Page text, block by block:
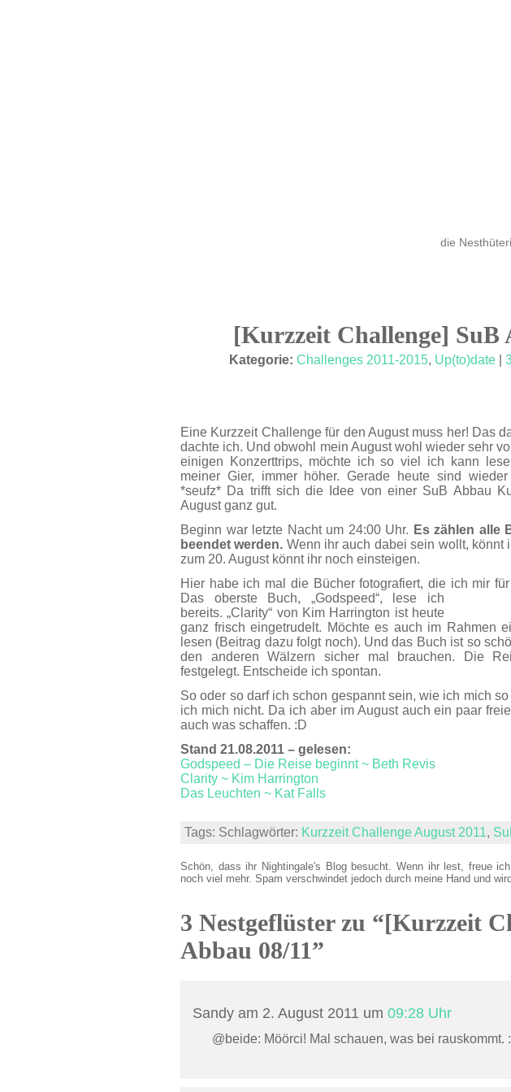
die
[Kurzzeit Challenge] SuB
Kategorie: Challenges 2011-2015, Up(to)date
Eine Kurzzeit Challenge für den August muss her! Das
dachte ich. Und obwohl mein August wohl wieder sehr
einigen Konzerttrips, möchte ich so viel ich kann
meiner Gier, immer höher. Gerade heute sind
*seufz* Da trifft sich die Idee von einer SuB Abbau
August ganz gut.
Beginn war letzte Nacht um 24:00 Uhr. Es zählen alle
beendet werden. Wenn ihr auch dabei sein wollt, könnt
zum 20. August könnt ihr noch einsteigen.
Hier habe ich mal die Bücher fotografiert, die ich mir
Das oberste Buch, „Godspeed“, lese ich
bereits. „Clarity“ von Kim Harrington ist heute
ganz frisch eingetrudelt. Möchte es auch im Rahmen
lesen (Beitrag dazu folgt noch). Und das Buch ist so
den anderen Wälzern sicher mal brauchen. Die
festgelegt. Entscheide ich spontan.
So oder so darf ich schon gespannt sein, wie ich mich
ich mich nicht. Da ich aber im August auch ein paar
auch was schaffen. :D
Stand 21.08.2011 – gelesen:
Godspeed – Die Reise beginnt ~ Beth Revis
Clarity ~ Kim Harrington
Das Leuchten ~ Kat Falls
Tags: Schlagwörter: Kurzzeit Challenge August 2011,
Schön, dass ihr Nightingale's Blog besucht. Wenn ihr lest, freue
noch viel mehr. Spam verschwindet jedoch durch meine Hand und
3 Nestgeflüster zu “[Kurzzeit
Abbau 08/11”
Sandy am 2. August 2011 um 09:28 Uhr
@beide: Möörci! Mal schauen, was bei rauskommt.